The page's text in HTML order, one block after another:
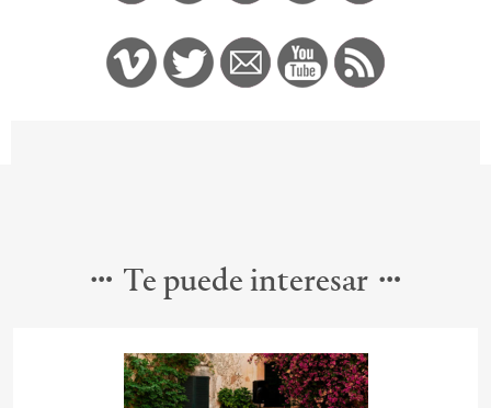
Te puede interesar